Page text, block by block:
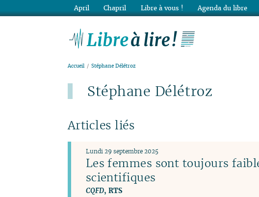
Accueil Stéphane Délétroz
Stéphane Délétroz
Articles liés
Les femmes sont toujours
scientifiques
CQFD, RTS
Lundi 29 septembre 2025
April Chapril Libre à vous ! Agenda du libre